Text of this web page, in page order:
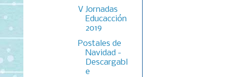
V Jornadas
Educacción
2019
Postales de
Navidad -
Descargabl
e